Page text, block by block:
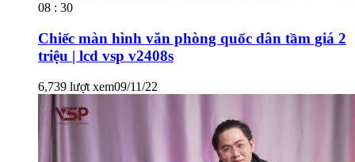
08 : 30
Chiếc màn hình văn phòng quốc dân tầm giá 2
triệu | lcd vsp v2408s
6,739 lượt xem09/11/22